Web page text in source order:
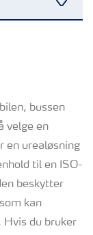
bussen
velge en
en urealøsning
til en ISO-
beskytter
kan
Hvis du bruker